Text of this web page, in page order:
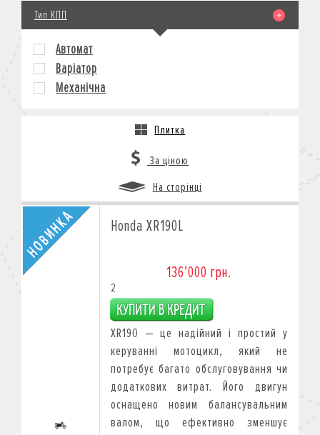
Тип КПП
Автомат
Варіатор
Механічна
Плитка
За ціною
На сторінці
Honda XR190L
136’000 грн.
2
XR190 — це надійний і простий у
керуванні мотоцикл, який не
потребує багато обслуговування чи
додаткових витрат. Його двигун
оснащено новим балансувальним
валом, що ефективно зменшує